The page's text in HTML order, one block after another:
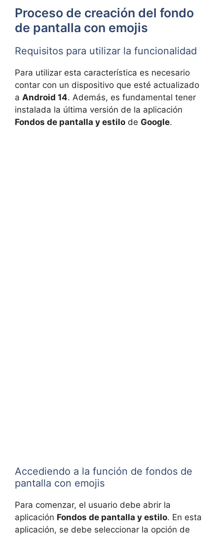
Proceso de creación del fondo
de pantalla con emojis
Requisitos para utilizar la funcionalidad
Para utilizar esta característica es necesario
contar con un dispositivo que esté actualizado
a Android 14. Además, es fundamental tener
instalada la última versión de la aplicación
Fondos de pantalla y estilo de Google.
Accediendo a la función de fondos de
pantalla con emojis
Para comenzar, el usuario debe abrir la
aplicación Fondos de pantalla y estilo. En esta
aplicación, se debe seleccionar la opción de